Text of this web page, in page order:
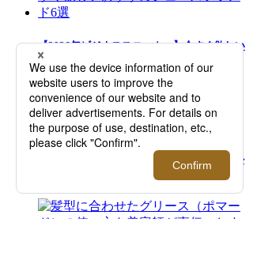
【2026年ビジネススニーカー】今すぐ欲しい
おすすめシューズブランド6選
革靴のメンズ人気ブランド15選！カジュアル